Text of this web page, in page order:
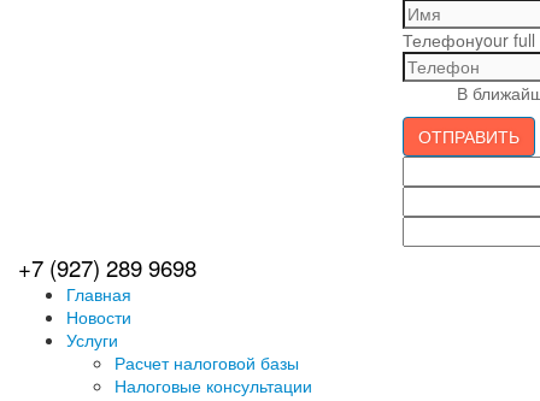
Телефонyour full
В
ОТПРАВИТЬ
+7 (927) 289 9698
Главная
Новости
Услуги
Расчет налоговой базы
Налоговые консультации